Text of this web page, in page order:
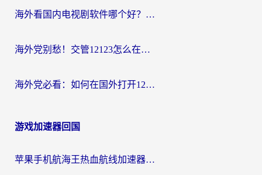
海外看国内电视剧软件哪个好？留学生亲测有效的追剧加速方案
海外党别愁！交管12123怎么在国外用？一篇搞定回国资源访问难题
海外党必看：如何在国外打开12123，解决小程序登录难题
游戏加速器回国
苹果手机航海王热血航线加速器从哪开启？海外玩家国服畅玩全攻略